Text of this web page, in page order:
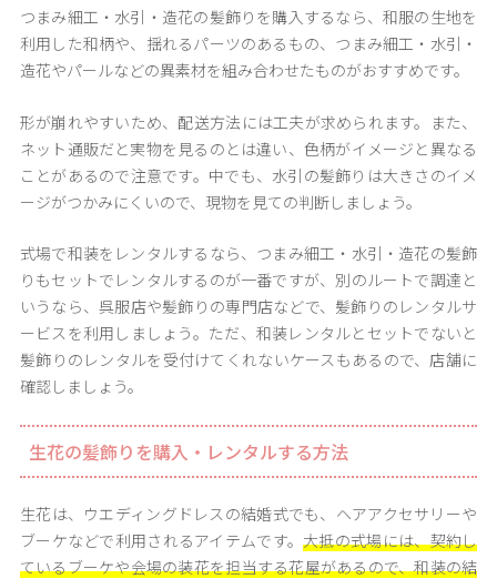
つまみ細工・水引・造花の髪飾りを購入するなら、和服の生地を
利用した和柄や、揺れるパーツのあるもの、つまみ細工・水引・
造花やパールなどの異素材を組み合わせたものがおすすめです。
形が崩れやすいため、配送方法には工夫が求められます。また、
ネット通販だと実物を見るのとは違い、色柄がイメージと異なる
ことがあるので注意です。中でも、水引の髪飾りは大きさのイメ
ージがつかみにくいので、現物を見ての判断しましょう。
式場で和装をレンタルするなら、つまみ細工・水引・造花の髪飾
りもセットでレンタルするのが一番ですが、別のルートで調達と
いうなら、呉服店や髪飾りの専門店などで、髪飾りのレンタルサ
ービスを利用しましょう。ただ、和装レンタルとセットでないと
髪飾りのレンタルを受付けてくれないケースもあるので、店舗に
確認しましょう。
生花の髪飾りを購入・レンタルする方法
生花は、ウエディングドレスの結婚式でも、ヘアアクセサリーや
ブーケなどで利用されるアイテムです。大抵の式場には、契約し
ているブーケや会場の装花を担当する花屋があるので、和装の結